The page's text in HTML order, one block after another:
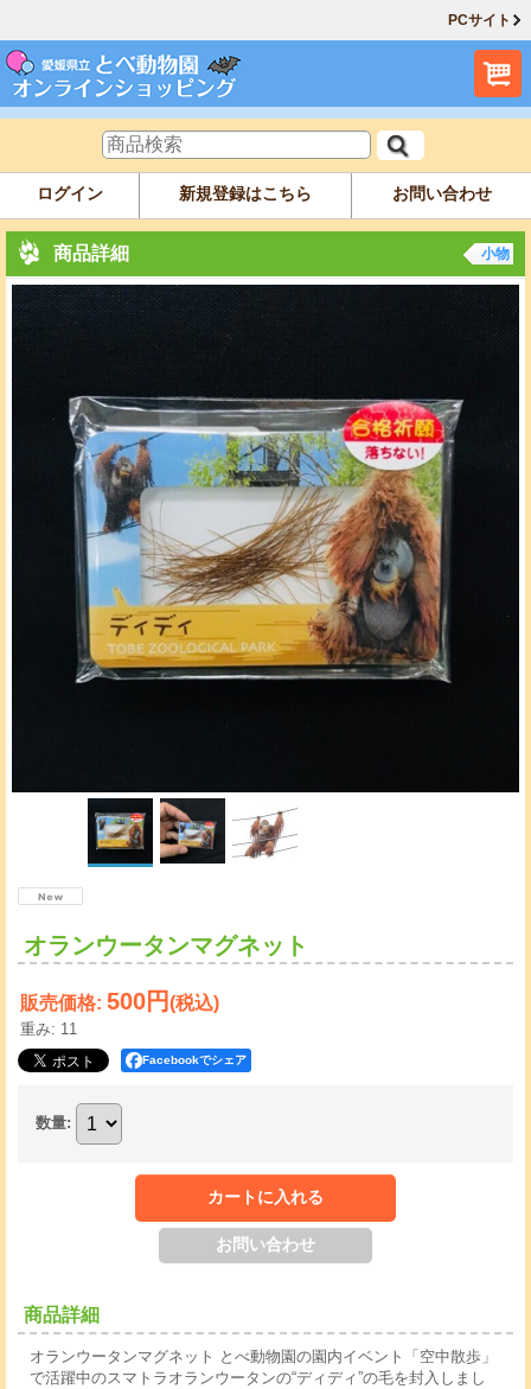
PCサイト
ログイン 新規登録はこちら お問い合わせ
商品詳細 小物
オランウータンマグネット
販売価格: 500円(税込)
重み: 11
Facebookでシェア
数量:
商品詳細
オランウータンマグネット とべ動物園の園内イベント「空中散歩」
で活躍中のスマトラオランウータンの“ディディ”の毛を封入しまし